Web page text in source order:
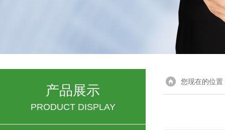
产品展示
PRODUCT DISPLAY
您现在的位置